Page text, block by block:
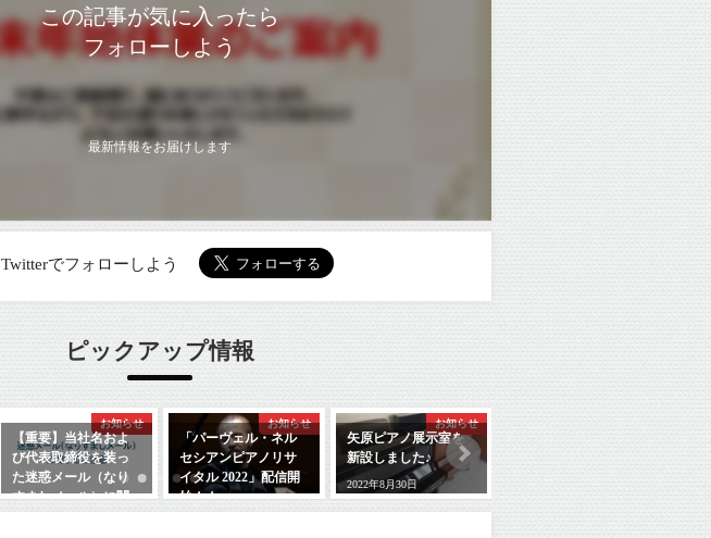
この記事が気に入ったら
フォローしよう
最新情報をお届けします
Twitterでフォローしよう
ピックアップ情報
お知らせ
【重要】当社名およ
び代表取締役を装っ
た迷惑メール（なり
すましメール）に関
するご注意
お知らせ
「パーヴェル・ネル
セシアンピアノリサ
イタル 2022」配信開
始！！
お知らせ
矢原ピアノ展示室を
新設しました♪
2022年8月30日
★厳選ピアノ★中古
ピアノ◆STEINWAY
◆1981年製
2026年7月1日
変
み